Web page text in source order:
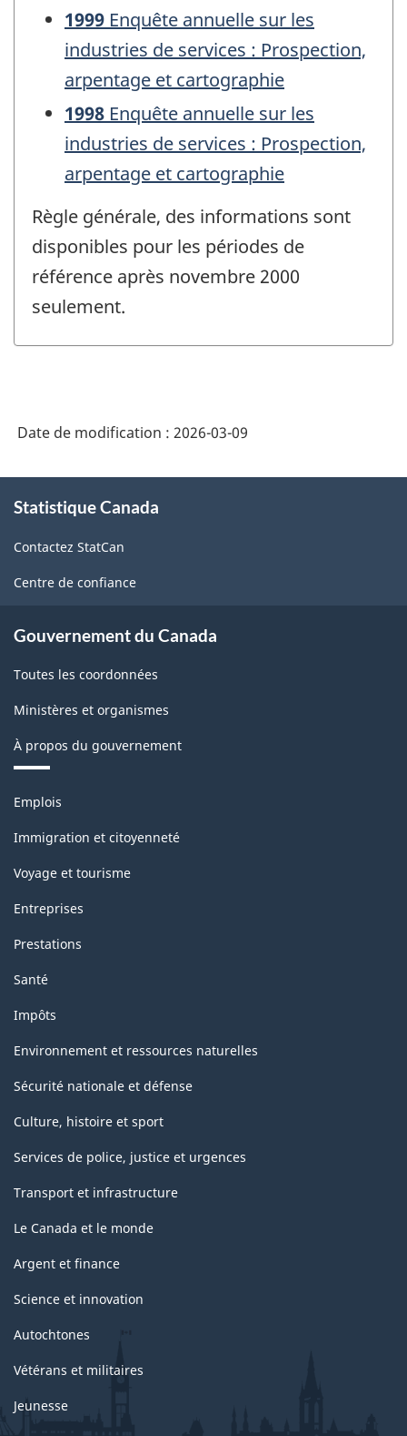
1999 Enquête annuelle sur les
industries de services : Prospection,
arpentage et cartographie
1998 Enquête annuelle sur les
industries de services : Prospection,
arpentage et cartographie
Règle générale, des informations sont
disponibles pour les périodes de
référence après novembre 2000
seulement.
Date de modification : 2026-03-09
propos
ce
site
Statistique Canada
Contactez StatCan
Centre de confiance
Gouvernement du Canada
Toutes les coordonnées
Ministères et organismes
À propos du gouvernement
Thèmes
sujets
Emplois
Immigration et citoyenneté
Voyage et tourisme
Entreprises
Prestations
Santé
Impôts
Environnement et ressources naturelles
Sécurité nationale et défense
Culture, histoire et sport
Services de police, justice et urgences
Transport et infrastructure
Le Canada et le monde
Argent et finance
Science et innovation
Autochtones
Vétérans et militaires
Jeunesse